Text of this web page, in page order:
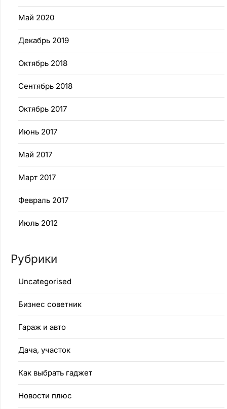
Май 2020
Декабрь 2019
Октябрь 2018
Сентябрь 2018
Октябрь 2017
Июнь 2017
Май 2017
Март 2017
Февраль 2017
Июль 2012
Рубрики
Uncategorised
Бизнес советник
Гараж и авто
Дача, участок
Как выбрать гаджет
Новости плюс